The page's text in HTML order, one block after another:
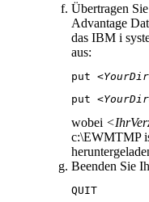
Übertragen
Advantage
das IBM i
aus:
put <
put <
wobei
c:\EWMTMP
Beenden Sie
QUIT